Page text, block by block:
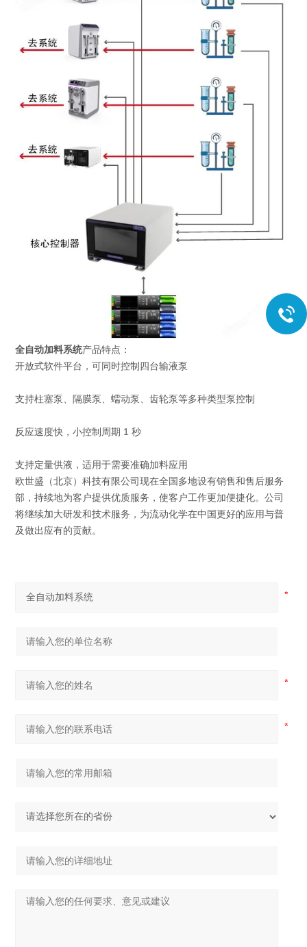
全自动加料系统产品特点：
开放式软件平台，可同时控制四台输液泵
支持柱塞泵、隔膜泵、蠕动泵、齿轮泵等多种类型泵控制
反应速度快，小控制周期 1 秒
支持定量供液，适用于需要准确加料应用
欧世盛（北京）科技有限公司现在全国多地设有销售和售后服务
部，持续地为客户提供优质服务，使客户工作更加便捷化。公司
将继续加大研发和技术服务，为流动化学在中国更好的应用与普
及做出应有的贡献。